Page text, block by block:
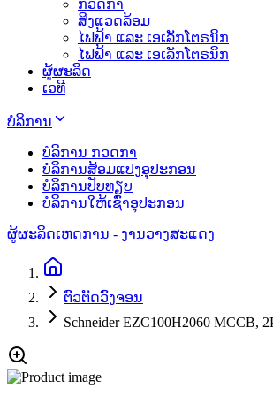
ກວດກາ
ສິງແວດລ້ອມ
ໄຟຟ້າ ແລະ ເອເລັກໂຕຣນິກ
ໄຟຟ້າ ແລະ ເອເລັກໂຕຣນິກ
ຜູ້ຜະລິດ
ເວທີ
ບໍລິການ
ບໍລິການ ກວດກາ
ບໍລິການສ້ອມແປງອຸປະກອນ
ບໍລິການປັບທຽບ
ບໍລິການໃຫ້ເຊົ່າອຸປະກອນ
ຜູ້ຜະລິດເຫດການ - ງານວາງສະແດງ
ຕົວຕັດວົງຈອນ
Schneider EZC100H2060 MCCB,